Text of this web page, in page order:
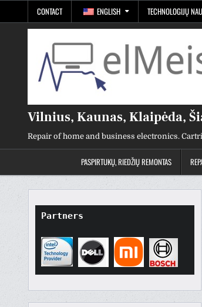
CONTACT ENGLISH TECHNOLOGIJŲ
Vilnius, Kaunas, Klaipėda,
Repair of home and business electronics.
PASPIRTUKŲ, RIEDŽIŲ REMONTAS
Partners